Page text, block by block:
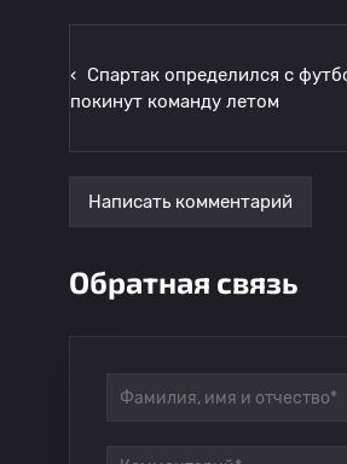
‹ Спартак определился с
покинут команду летом
Написать комментарий
Обратная связь